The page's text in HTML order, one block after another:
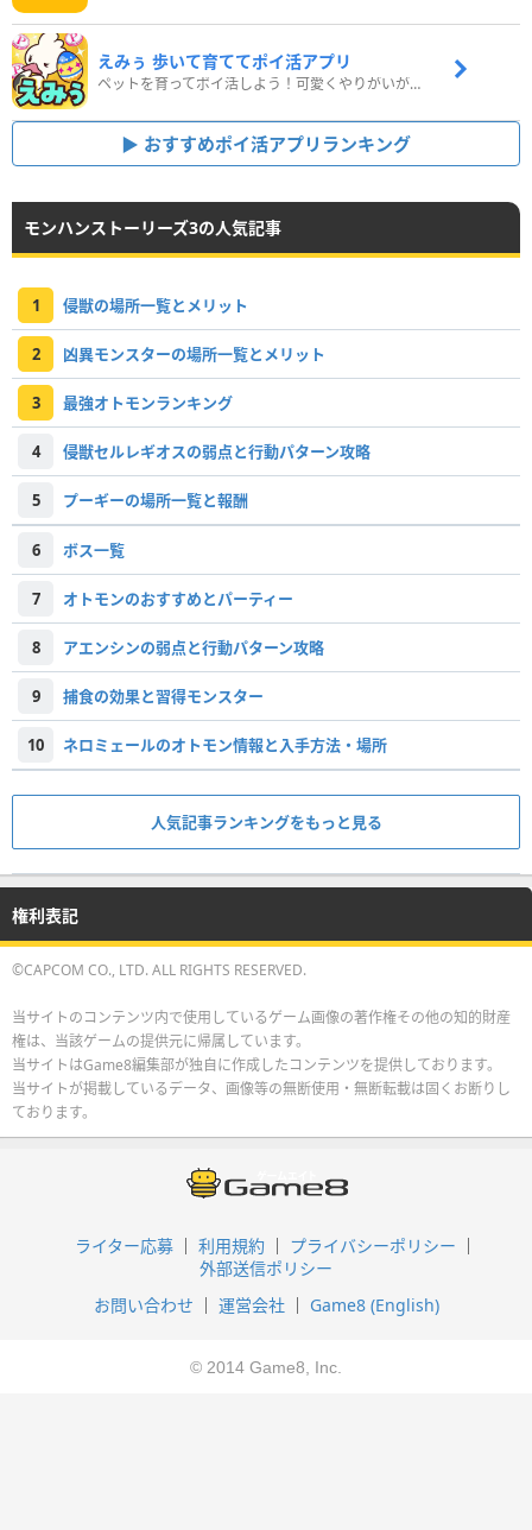
えみぅ 歩いて育ててポイ活アプリ
ペットを育ってポイ活しよう！可愛くやりがいがある新感覚アプリ
おすすめポイ活アプリランキング
モンハンストーリーズ3の人気記事
1 侵獣の場所一覧とメリット
2 凶異モンスターの場所一覧とメリット
3 最強オトモンランキング
4 侵獣セルレギオスの弱点と行動パターン攻略
5 プーギーの場所一覧と報酬
6 ボス一覧
7 オトモンのおすすめとパーティー
8 アエンシンの弱点と行動パターン攻略
9 捕食の効果と習得モンスター
10 ネロミェールのオトモン情報と入手方法・場所
人気記事ランキングをもっと見る
権利表記
©CAPCOM CO., LTD. ALL RIGHTS RESERVED.
当サイトのコンテンツ内で使用しているゲーム画像の著作権その他の知的財産
権は、当該ゲームの提供元に帰属しています。
当サイトはGame8編集部が独自に作成したコンテンツを提供しております。
当サイトが掲載しているデータ、画像等の無断使用・無断転載は固くお断りし
ております。
ライター応募 利用規約
プライバシーポリシー
外部送信ポリシー
お問い合わせ
運営会社 Game8 (English)
© 2014 Game8, Inc.